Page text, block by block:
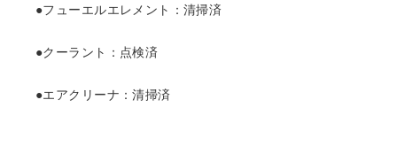
●フューエルエレメント：清掃済
●クーラント：点検済
●エアクリーナ：清掃済